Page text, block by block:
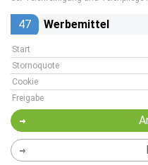
47 Werbemittel
Start
Stornoquote
Cookie
Freigabe